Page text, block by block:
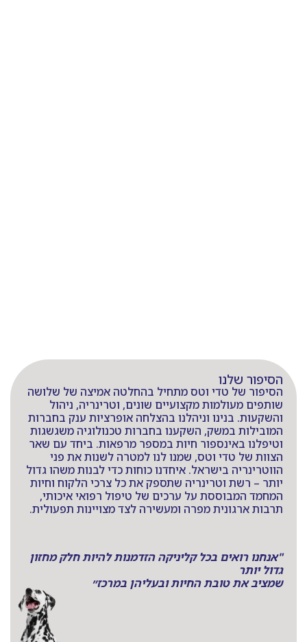
הסיפור שלנו
הסיפור של טדי וטס מתחיל בהחלטה אמיצה של שלושה
שותפים מעולמות מקצועיים שונים, וטרינריה, ניהול
והשקעות. בנינו וניהלנו בהצלחה אופרציות ענק בחברות
המובילות במשק, השקענו בחברות טכנולוגיה משגשגות
וטיפלנו באינספור חיות במספר מרפאות. ביחד עם שאר
הצוות של טדי וטס, שמנו לנו למטרה לשנות את פני
הווטרינריה בישראל. איחדנו כוחות כדי לבנות משהו גדול
יותר – רשת וטרינריה שתספק את כל צרכי הלקוח וחיות
המחמד המבוססת על ערכים של טיפול רפואי איכותי,
תרבות ארגונית מפרה ומעשירה לצד מצויינות תפעולית.
"אנחנו רואים בכל קליניקה הזדמנות להיות חלק מחזון
גדול יותר
שמציב את טובת החיות ובעליהן במרכז״